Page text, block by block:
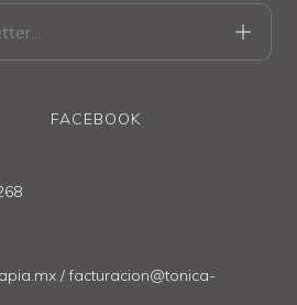
FACEBOOK
/facturacion@tonica-